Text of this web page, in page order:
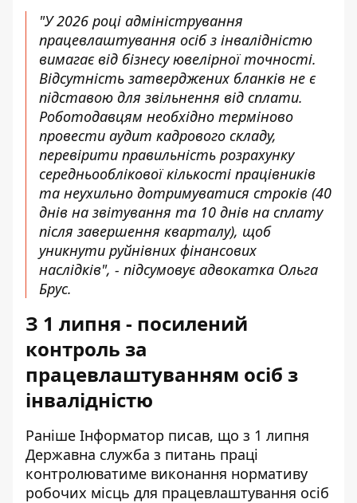
"У 2026 році адміністрування
працевлаштування осіб з інвалідністю
вимагає від бізнесу ювелірної точності.
Відсутність затверджених бланків не є
підставою для звільнення від сплати.
Роботодавцям необхідно терміново
провести аудит кадрового складу,
перевірити правильність розрахунку
середньооблікової кількості працівників
та неухильно дотримуватися строків (40
днів на звітування та 10 днів на сплату
після завершення кварталу), щоб
уникнути руйнівних фінансових
наслідків", - підсумовує адвокатка Ольга
Брус.
З 1 липня - посилений
контроль за
працевлаштуванням осіб з
інвалідністю
Раніше Інформатор писав, що з 1 липня
Державна служба з питань праці
контролюватиме виконання нормативу
робочих місць для працевлаштування осіб